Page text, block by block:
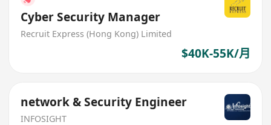
Cyber Security Manager
Recruit Express (Hong Kong) Limited
$40K-55K/月
network & Security Engineer
INFOSIGHT